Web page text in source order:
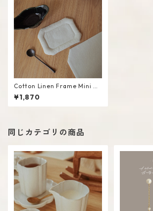
Cotton Linen Frame Mini M
at #White
¥1,870
同じカテゴリの商品